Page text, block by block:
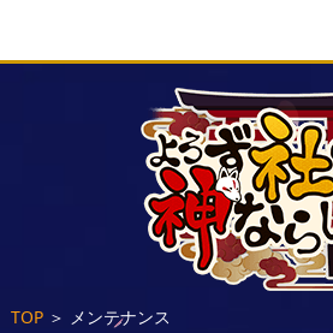
TOP＞ メンテナンス